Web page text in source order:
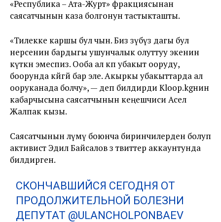
«Республика – Ата-Журт» фракциясынан
саясатчынын каза болгонун тастыкташты.
«Тилекке каршы бул чын. Биз өзүбүз дагы бул
нерсенин бардыгы ушунчалык олуттуу экенин
күткөн эмеспиз. Ооба ал көп убакыт ооруду,
боорунда көйгөй бар эле. Акыркы убакыттарда ал
ооруканада болчу», — деп билдирди Kloop.kgнин
кабарчысына саясатчынын кеңешчиси Асел
Жалпак кызы.
Саясатчынын өлүмү боюнча биринчилерден болуп
активист Эдил Байсалов өз твиттер аккаунтунда
билдирген.
СКОНЧАВШИЙСЯ СЕГОДНЯ ОТ
ПРОДОЛЖИТЕЛЬНОЙ БОЛЕЗНИ
ДЕПУТАТ @ULANCHOLPONBAEV